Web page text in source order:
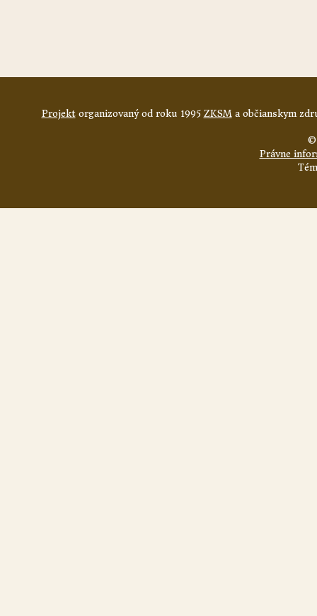
Projektorganizovaný od roku 1995 ZKSMa občianskym
©
Právne